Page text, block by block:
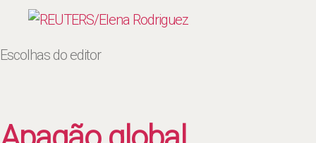
Escolhas do editor